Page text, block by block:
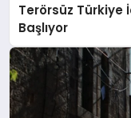
Terörsüz Türkiye
Başlıyor